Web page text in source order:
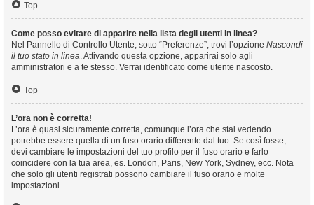
Top
Come posso evitare di apparire nella lista degli utenti in linea?
Nel Pannello di Controllo Utente, sotto “Preferenze”, trovi l’opzione Nascondi
il tuo stato in linea. Attivando questa opzione, apparirai solo agli
amministratori e a te stesso. Verrai identificato come utente nascosto.
Top
L’ora non è corretta!
L’ora è quasi sicuramente corretta, comunque l’ora che stai vedendo
potrebbe essere quella di un fuso orario differente dal tuo. Se così fosse,
devi cambiare le impostazioni del tuo profilo per il fuso orario e farlo
coincidere con la tua area, es. London, Paris, New York, Sydney, ecc. Nota
che solo gli utenti registrati possono cambiare il fuso orario e molte
impostazioni.